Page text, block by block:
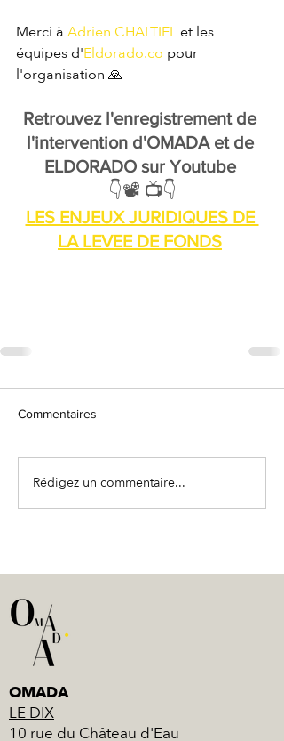
Merci à Adrien CHALTIEL et les
équipes d'Eldorado.co pour
l'organisation 🙏
Retrouvez l'enregistrement de
l'intervention d'OMADA et de
ELDORADO sur Youtube
👇📽 📺👇
LES ENJEUX JURIDIQUES DE
LA LEVEE DE FONDS
Commentaires
Rédigez un commentaire...
OMADA
LE DIX
10 rue du Château d'Eau